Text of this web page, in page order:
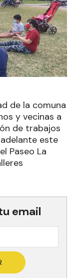
de la comuna
y vecinas a
de trabajos
este
Paseo La
email